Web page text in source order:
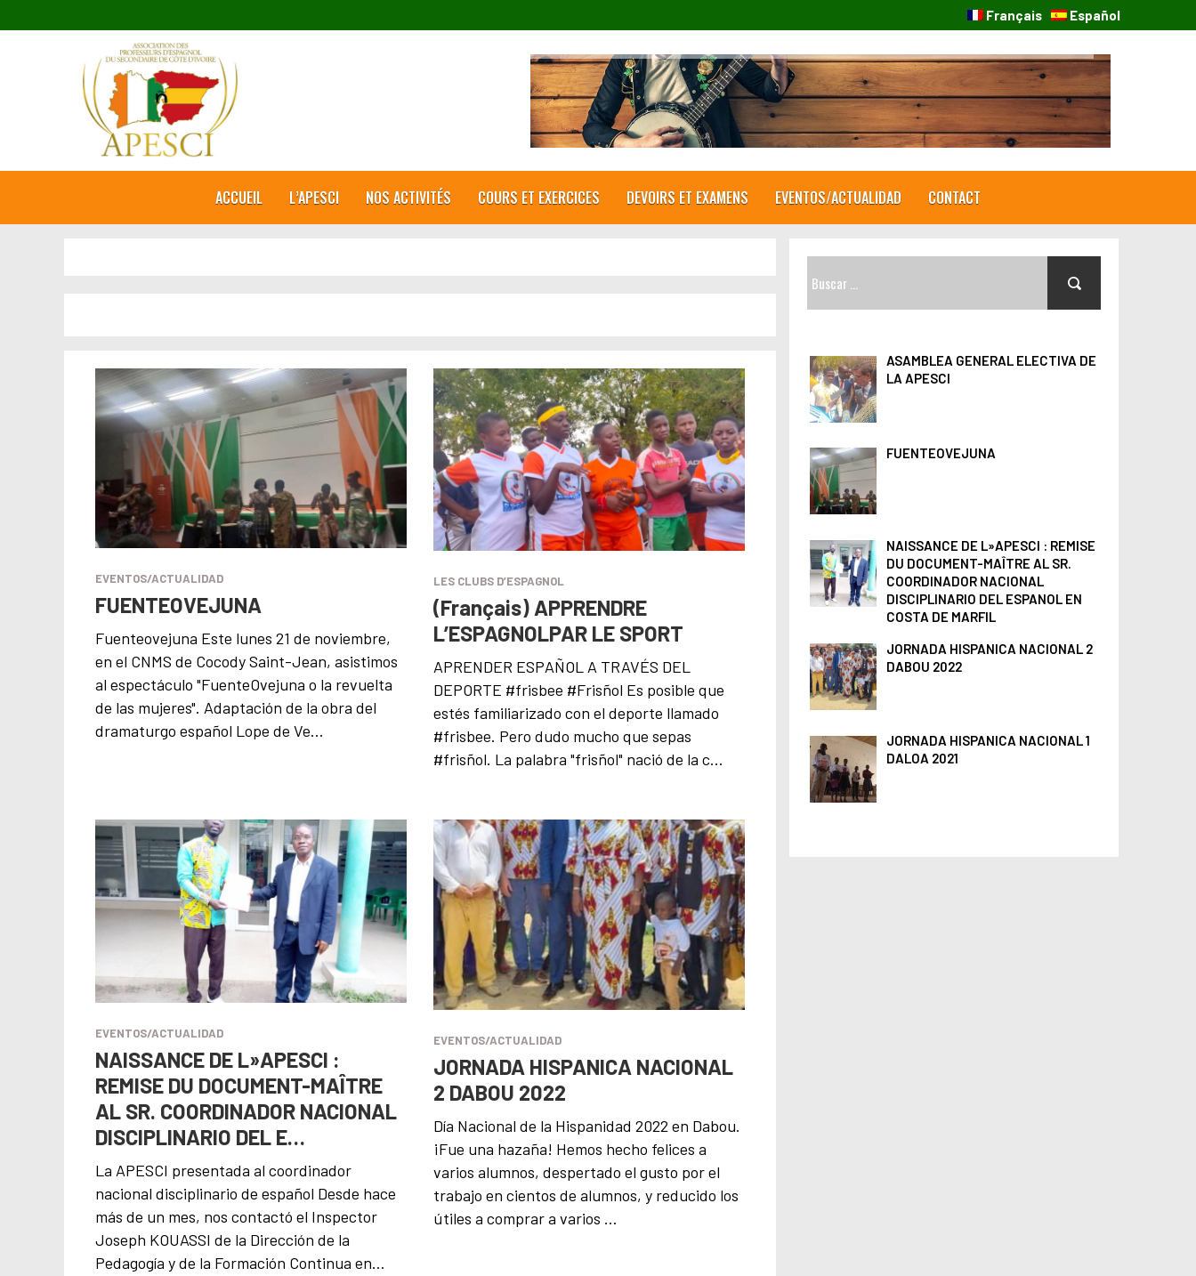
Français Español
ACCUEIL L’APESCI NOS ACTIVITÉS COURS ET EXERCICES DEVOIRS ET EXAMENS EVENTOS/ACTUALIDAD CONTACT
EVENTOS/ACTUALIDAD
FUENTEOVEJUNA
Fuenteovejuna Este lunes 21 de noviembre,
en el CNMS de Cocody Saint-Jean, asistimos
al espectáculo "FuenteOvejuna o la revuelta
de las mujeres". Adaptación de la obra del
dramaturgo español Lope de Ve…
LES CLUBS D’ESPAGNOL
(Français) APPRENDRE
L’ESPAGNOLPAR LE SPORT
APRENDER ESPAÑOL A TRAVÉS DEL
DEPORTE #frisbee #Frisñol Es posible que
estés familiarizado con el deporte llamado
#frisbee. Pero dudo mucho que sepas
#frisñol. La palabra "frisñol" nació de la c…
EVENTOS/ACTUALIDAD
NAISSANCE DE L»APESCI :
REMISE DU DOCUMENT-MAÎTRE
AL SR. COORDINADOR NACIONAL
DISCIPLINARIO DEL E…
La APESCI presentada al coordinador
nacional disciplinario de español Desde hace
más de un mes, nos contactó el Inspector
Joseph KOUASSI de la Dirección de la
Pedagogía y de la Formación Continua en…
EVENTOS/ACTUALIDAD
JORNADA HISPANICA NACIONAL
2 DABOU 2022
Día Nacional de la Hispanidad 2022 en Dabou.
¡Fue una hazaña! Hemos hecho felices a
varios alumnos, despertado el gusto por el
trabajo en cientos de alumnos, y reducido los
útiles a comprar a varios …
a
r
ASAMBLEA GENERAL ELECTIVA DE
LA APESCI
FUENTEOVEJUNA
NAISSANCE DE L»APESCI : REMISE
DU DOCUMENT-MAÎTRE AL SR.
COORDINADOR NACIONAL
DISCIPLINARIO DEL ESPANOL EN
COSTA DE MARFIL
JORNADA HISPANICA NACIONAL 2
DABOU 2022
JORNADA HISPANICA NACIONAL 1
DALOA 2021